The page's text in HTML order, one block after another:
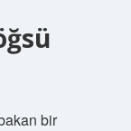
bir